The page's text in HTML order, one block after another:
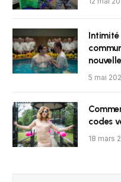
Intimité
5 mai
codes
18 mars